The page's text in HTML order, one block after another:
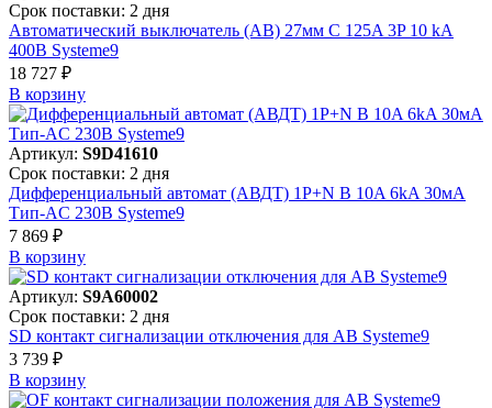
Срок поставки: 2 дня
Автоматический выключатель (АВ) 27мм C 125A 3P 10 kA
400В Systeme9
18 727 ₽
В корзинy
Артикул: S9D41610
Срок поставки: 2 дня
Дифференциальный автомат (АВДТ) 1P+N B 10A 6kA 30мА
Тип-AC 230В Systeme9
7 869 ₽
В корзинy
Артикул: S9A60002
Срок поставки: 2 дня
SD контакт сигнализации отключения для АВ Systeme9
3 739 ₽
В корзинy